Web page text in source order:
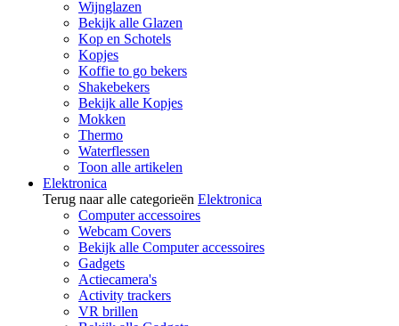
Wijnglazen
Bekijk alle Glazen
Kop en Schotels
Kopjes
Koffie to go bekers
Shakebekers
Bekijk alle Kopjes
Mokken
Thermo
Waterflessen
Toon alle artikelen
Elektronica
Terug naar alle categorieën Elektronica
Computer accessoires
Webcam Covers
Bekijk alle Computer accessoires
Gadgets
Actiecamera's
Activity trackers
VR brillen